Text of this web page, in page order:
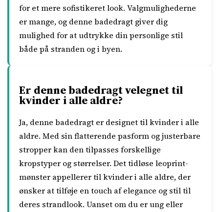
for et mere sofistikeret look. Valgmulighederne
er mange, og denne badedragt giver dig
mulighed for at udtrykke din personlige stil
både på stranden og i byen.
Er denne badedragt velegnet til
kvinder i alle aldre?
Ja, denne badedragt er designet til kvinder i alle
aldre. Med sin flatterende pasform og justerbare
stropper kan den tilpasses forskellige
kropstyper og størrelser. Det tidløse leoprint-
mønster appellerer til kvinder i alle aldre, der
ønsker at tilføje en touch af elegance og stil til
deres strandlook. Uanset om du er ung eller